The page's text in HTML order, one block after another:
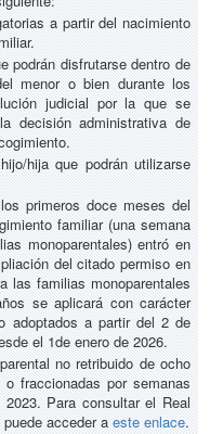
a partir del nacimiento
podrán disfrutarse dentro de
menor o bien durante los
judicial por la que se
decisión administrativa de
hija que podrán utilizarse
primeros doce meses del
familiar (una semana
monoparentales) entró en
del citado permiso en
las familias monoparentales
se aplicará con carácter
adoptados a partir del 2 de
el 1de enero de 2026.
no retribuido de ocho
fraccionadas por semanas
Para consultar el Real
acceder a este enlace.